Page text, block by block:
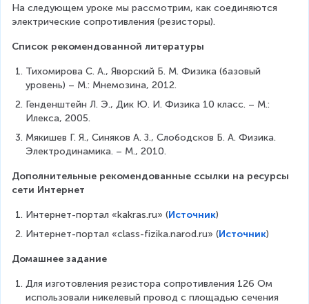
}
{
}
На следующем уроке мы рассмотрим, как соединяются
электрические сопротивления (резисторы).
Список рекомендованной литературы
Тихомирова С. А., Яворский Б. М. Физика (базовый
уровень) – М.: Мнемозина, 2012.
Генденштейн Л. Э., Дик Ю. И. Физика 10 класс. – М.:
Илекса, 2005.
Мякишев Г. Я., Синяков А. З., Слободсков Б. А. Физика.
Электродинамика. – М., 2010.
Дополнительные рекомендованные ссылки на ресурсы
сети Интернет
Интернет-портал «kakras.ru» (Источник)
Интернет-портал «class-fizika.narod.ru» (Источник)
Домашнее задание
Для изготовления резистора сопротивления 126 Ом
использовали никелевый провод с площадью сечения